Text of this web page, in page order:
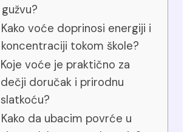
gužvu?
Kako voće doprinosi energiji i
koncentraciji tokom škole?
Koje voće je praktično za
dečji doručak i prirodnu
slatkoću?
Kako da ubacim povrće u